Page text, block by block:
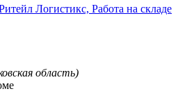
Логистикс, Работа на складе
область)